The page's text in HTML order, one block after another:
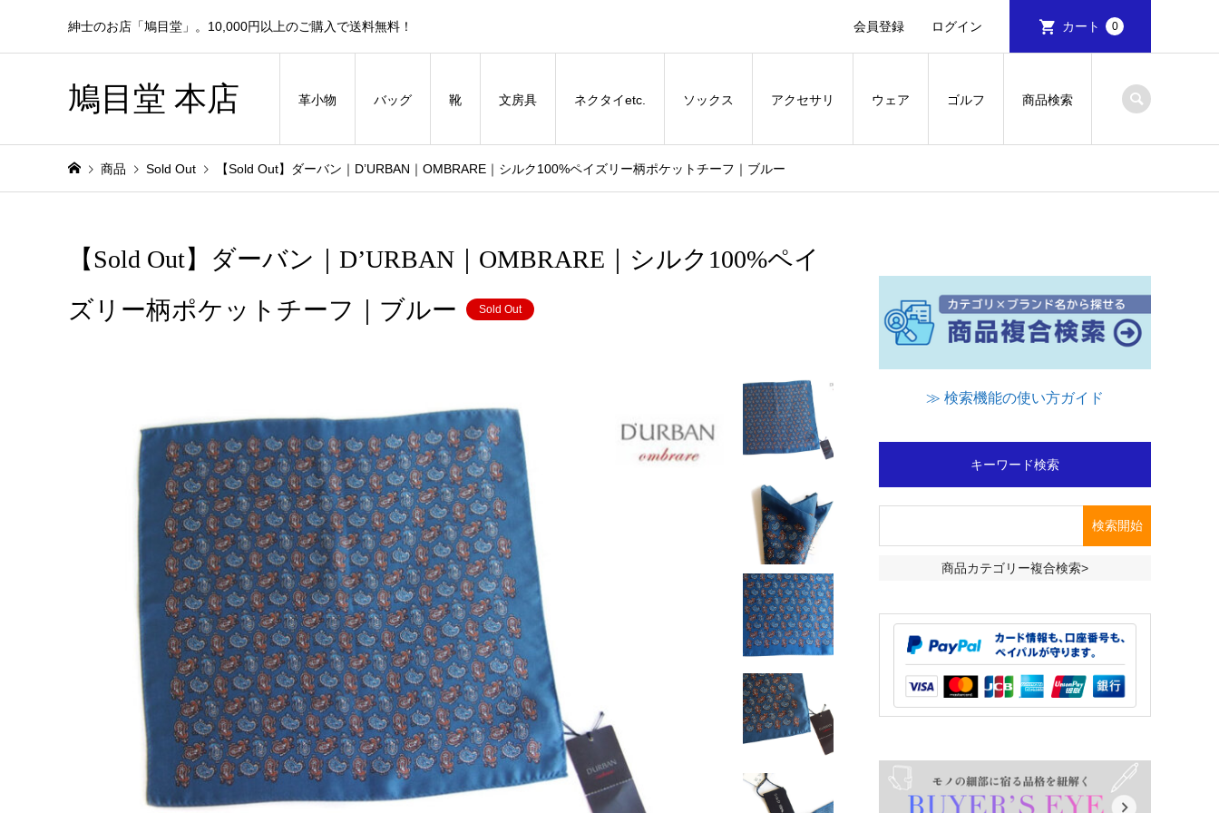
紳士のお店「鳩目堂」。10,000円以上のご購入で送料無料！ 会員登録 ログイン カート 0
鳩目堂 本店 革小物 バッグ 靴 文房具 ネクタイetc. ソックス アクセサリ ウェア ゴルフ 商品検索
商品 Sold Out 【Sold Out】ダーバン｜D’URBAN｜OMBRARE｜シルク100%ペイズリー柄ポケットチーフ｜ブルー
【Sold Out】ダーバン｜D’URBAN｜OMBRARE｜シルク100%ペイ
ズリー柄ポケットチーフ｜ブルー
Sold Out
≫ 検索機能の使い方ガイド
キーワード検索
商品カテゴリー複合検索>